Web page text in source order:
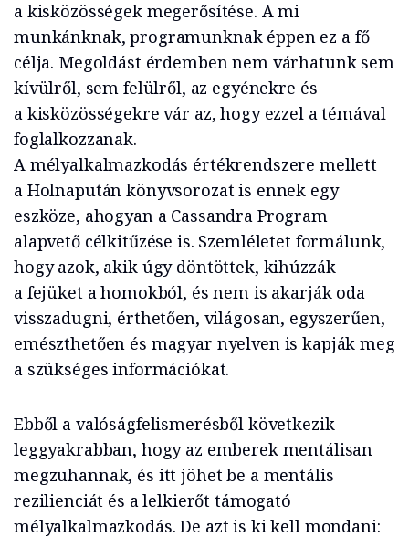
a kisközösségek megerősítése. A mi
munkánknak, programunknak éppen ez a fő
célja. Megoldást érdemben nem várhatunk sem
kívülről, sem felülről, az egyénekre és
a kisközösségekre vár az, hogy ezzel a témával
foglalkozzanak.
A mélyalkalmazkodás értékrendszere mellett
a Holnapután könyvsorozat is ennek egy
eszköze, ahogyan a Cassandra Program
alapvető célkitűzése is. Szemléletet formálunk,
hogy azok, akik úgy döntöttek, kihúzzák
a fejüket a homokból, és nem is akarják oda
visszadugni, érthetően, világosan, egyszerűen,
emészthetően és magyar nyelven is kapják meg
a szükséges információkat.
Ebből a valóságfelismerésből következik
leggyakrabban, hogy az emberek mentálisan
megzuhannak, és itt jöhet be a mentális
rezilienciát és a lelkierőt támogató
mélyalkalmazkodás. De azt is ki kell mondani: